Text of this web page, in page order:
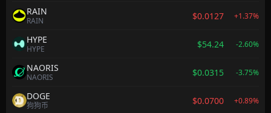
RAIN
RAIN $0.0127 +1.37%
HYPE
HYPE $54.24 -2.60%
NAORIS
NAORIS $0.0315 -3.75%
DOGE
狗狗币 $0.0700 +0.89%